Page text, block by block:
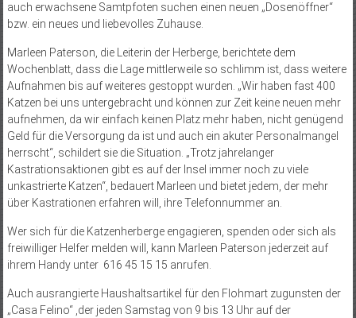
auch erwachsene Samtpfoten suchen einen neuen „Dosenöffner“
bzw. ein neues und liebevolles Zuhause.
Marleen Paterson, die Leiterin der Herberge, berichtete dem
Wochenblatt, dass die Lage mittlerweile so schlimm ist, dass weitere
Aufnahmen bis auf weiteres gestoppt wurden. „Wir haben fast 400
Katzen bei uns untergebracht und können zur Zeit keine neuen mehr
aufnehmen, da wir einfach keinen Platz mehr haben, nicht genügend
Geld für die Versorgung da ist und auch ein akuter Personalmangel
herrscht“, schildert sie die Situation. „Trotz jahrelanger
Kastrationsaktionen gibt es auf der Insel immer noch zu viele
unkastrierte Katzen“, bedauert Marleen und bietet jedem, der mehr
über Kastrationen erfahren will, ihre Telefonnummer an.
Wer sich für die Katzenherberge engagieren, spenden oder sich als
freiwilliger Helfer melden will, kann Marleen Paterson jederzeit auf
ihrem Handy unter 616 45 15 15 anrufen.
Auch ausrangierte Haushaltsartikel für den Flohmart zugunsten der
„Casa Felino“ ,der jeden Samstag von 9 bis 13 Uhr auf der